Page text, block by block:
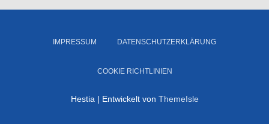
IMPRESSUM DATENSCHUTZERKLÄRUNG
COOKIE RICHTLINIEN
Hestia | Entwickelt von ThemeIsle